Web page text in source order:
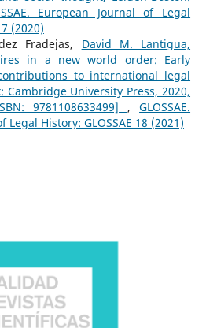
European Journal of Legal
(2020)
Fradejas, David M. Lantigua,
in a new world order: Early
to international legal
Cambridge University Press, 2020,
9781108633499] ,GLOSSAE.
Legal History: GLOSSAE 18 (2021)